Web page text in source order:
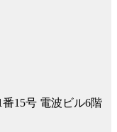
15号 電波ビル6階